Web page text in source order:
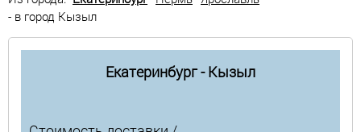
- в город Кызыл
Екатеринбург - Кызыл